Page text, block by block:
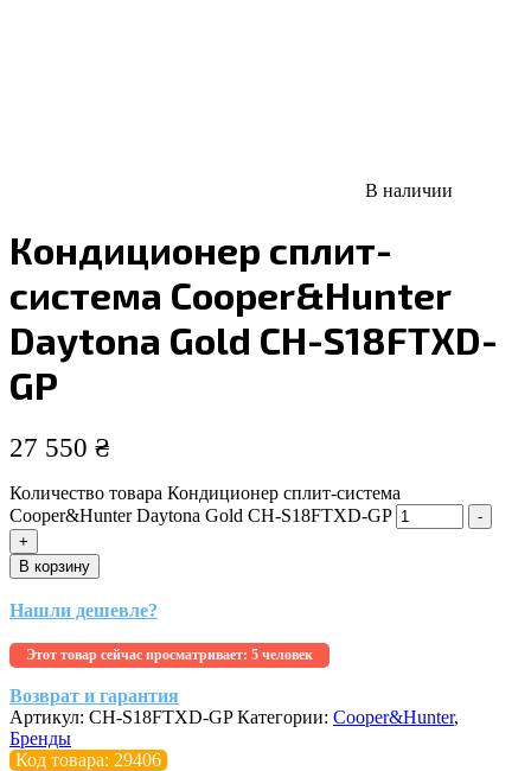
В наличии
Кондиционер сплит-
система Cooper&Hunter
Daytona Gold CH-S18FTXD-
GP
27 550 ₴
Количество товара Кондиционер сплит-система
Cooper&Hunter Daytona Gold CH-S18FTXD-GP
-
+
В корзину
Нашли дешевле?
Этот товар сейчас просматривает: 5 человек
Возврат и гарантия
Артикул: CH-S18FTXD-GP Категории: Cooper&Hunter,
Бренды
Код товара: 29406